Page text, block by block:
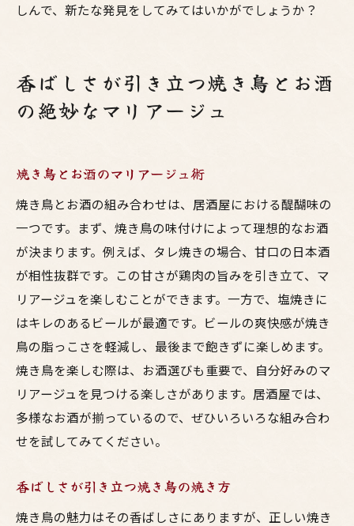
しんで、新たな発見をしてみてはいかがでしょうか？
香ばしさが引き立つ焼き鳥とお酒
の絶妙なマリアージュ
焼き鳥とお酒のマリアージュ術
焼き鳥とお酒の組み合わせは、居酒屋における醍醐味の
一つです。まず、焼き鳥の味付けによって理想的なお酒
が決まります。例えば、タレ焼きの場合、甘口の日本酒
が相性抜群です。この甘さが鶏肉の旨みを引き立て、マ
リアージュを楽しむことができます。一方で、塩焼きに
はキレのあるビールが最適です。ビールの爽快感が焼き
鳥の脂っこさを軽減し、最後まで飽きずに楽しめます。
焼き鳥を楽しむ際は、お酒選びも重要で、自分好みのマ
リアージュを見つける楽しさがあります。居酒屋では、
多様なお酒が揃っているので、ぜひいろいろな組み合わ
せを試してみてください。
香ばしさが引き立つ焼き鳥の焼き方
焼き鳥の魅力はその香ばしさにありますが、正しい焼き